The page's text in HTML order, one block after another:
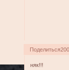
Поделиться
няк!!!